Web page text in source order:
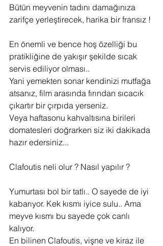
Bütün meyvenin tadını damağınıza
zarifçe yerleştirecek, harika bir fransız !
En önemli ve bence hoş özelliği bu
pratikliğine de yakışır şekilde sıcak
servis ediliyor olması..
Yani yemekten sonar kendinizi mutfağa
atsanız, film arasında fırından sıcacık
çıkartır bir çırpıda yerseniz.
Veya haftasonu kahvaltısına birileri
domatesleri doğrarken siz iki dakikada
hazır edersiniz...
Clafoutis neli olur ? Nasıl yapılır ?
Yumurtası bol bir tatlı.. O sayede de iyi
kabarıyor. Kek kısmı iyice sulu.. Ama
meyve kısmı bu sayede çok canlı
kalıyor.
En bilinen Clafoutis, vişne ve kiraz ile